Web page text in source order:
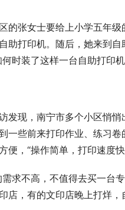
的张女士要给上小学五年
助打印机。随后，她来到
时装了这样一台自助打印
发现，南宁市多个小区悄
一些前来打印作业、练习
便，“操作简单，打印速度
求不高，不值得去买一台
店，有的文印店晚上打烊